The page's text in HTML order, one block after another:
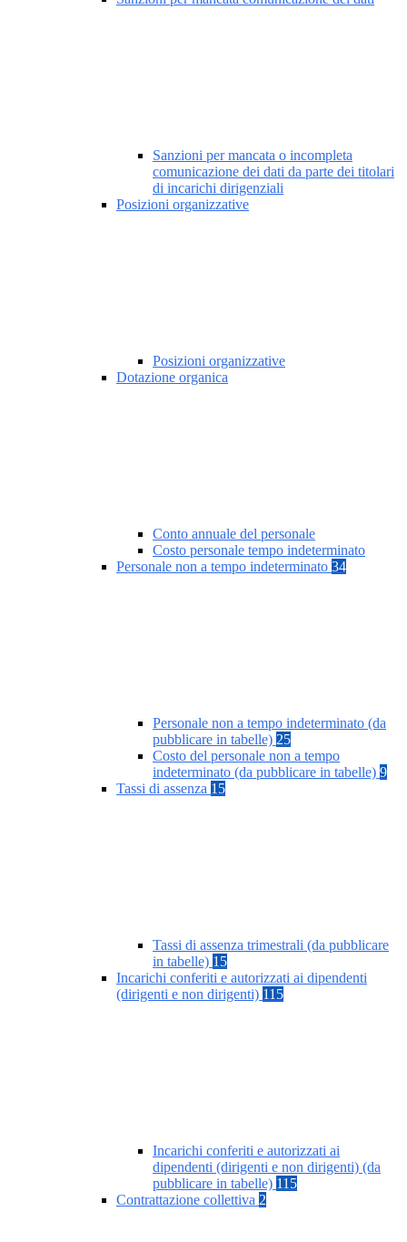
Sanzioni per mancata o incompleta
comunicazione dei dati da parte dei titolari
di incarichi dirigenziali
Posizioni organizzative
Posizioni organizzative
Dotazione organica
Conto annuale del personale
Costo personale tempo indeterminato
Personale non a tempo indeterminato 34
Personale non a tempo indeterminato (da
pubblicare in tabelle) 25
Costo del personale non a tempo
indeterminato (da pubblicare in tabelle) 9
Tassi di assenza 15
Tassi di assenza trimestrali (da pubblicare
in tabelle) 15
Incarichi conferiti e autorizzati ai dipendenti
(dirigenti e non dirigenti) 115
Incarichi conferiti e autorizzati ai
dipendenti (dirigenti e non dirigenti) (da
pubblicare in tabelle) 115
Contrattazione collettiva 2